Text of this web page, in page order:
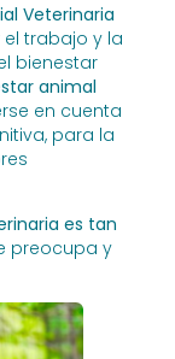
Veterinaria
trabajo y la
bienestar
animal
en cuenta
para la
es tan
preocupa y